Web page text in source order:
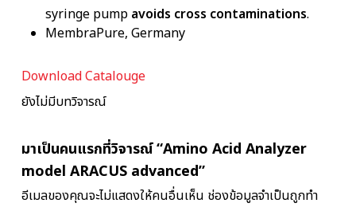
syringe pump avoids cross contaminations.
MembraPure, Germany
Download Catalouge
ยังไม่มีบทวิจารณ์
มาเป็นคนแรกที่วิจารณ์ “Amino Acid Analyzer
model ARACUS advanced”
อีเมลของคุณจะไม่แสดงให้คนอื่นเห็น ช่องข้อมูลจำเป็นถูกทำ